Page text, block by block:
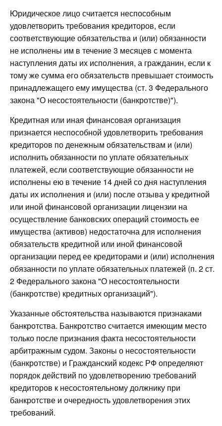
Юридическое лицо считается неспособным
удовлетворить требования кредиторов, если
соответствующие обязательства и (или) обязанности
не исполнены им в течение 3 месяцев с момента
наступления даты их исполнения, а гражданин, если к
тому же сумма его обязательств превышает стоимость
принадлежащего ему имущества (ст. 3 Федерального
закона "О несостоятельности (банкротстве)").
Кредитная или иная финансовая организация
признается неспособной удовлетворить требования
кредиторов по денежным обязательствам и (или)
исполнить обязанности по уплате обязательных
платежей, если соответствующие обязанности не
исполнены ею в течение 14 дней со дня наступления
даты их исполнения и (или) после отзыва у кредитной
или иной финансовой организации лицензии на
осуществление банковских операций стоимость ее
имущества (активов) недостаточна для исполнения
обязательств кредитной или иной финансовой
организации перед ее кредиторами и (или) исполнения
обязанности по уплате обязательных платежей (п. 2 ст.
2 Федерального закона "О несостоятельности
(банкротстве) кредитных организаций").
Указанные обстоятельства называются признаками
банкротства. Банкротство считается имеющим место
только после признания факта несостоятельности
арбитражным судом. Законы о несостоятельности
(банкротстве) и Гражданский кодекс РФ определяют
порядок действий по удовлетворению требований
кредиторов к несостоятельному должнику при
банкротстве и очередность удовлетворения этих
требований.